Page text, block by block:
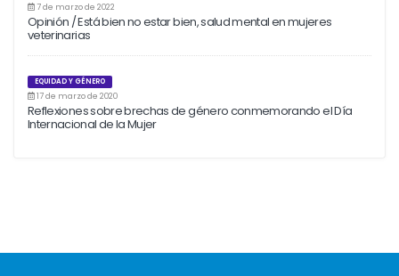
7 de marzo de 2022
Opinión / Está bien no estar bien, salud mental en mujeres
veterinarias
EQUIDAD Y GÉNERO
17 de marzo de 2020
Reflexiones sobre brechas de género conmemorando el Día
Internacional de la Mujer